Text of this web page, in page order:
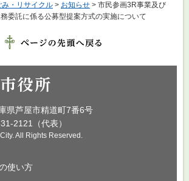
み・リサイクル > お知らせ > 市民参画3R事業及び
委託に係る公募型提案方式の実施について
芦屋市精道町7番6号
2121（代表）
All Rights Reserved.
使い方